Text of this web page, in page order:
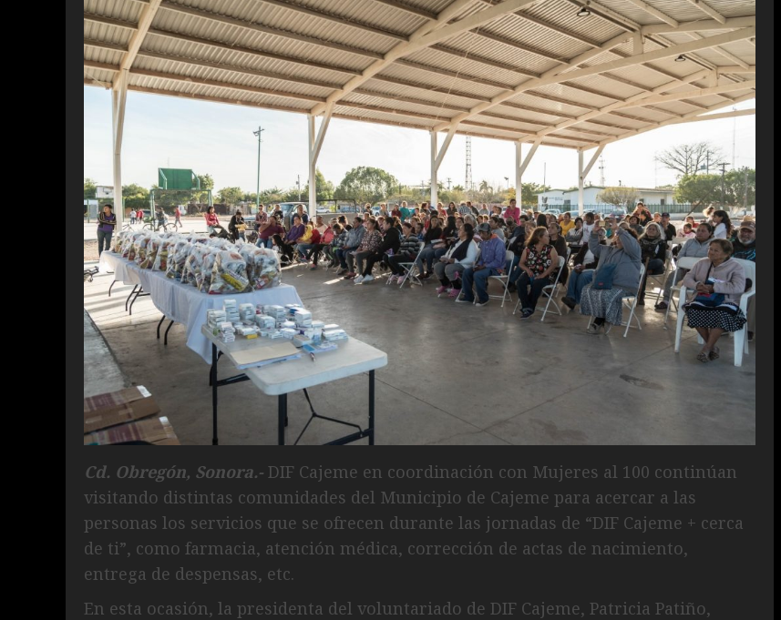
Cd. Obregón, Sonora.- DIF Cajeme en coordinación con Mujeres al 100 continúan
visitando distintas comunidades del Municipio de Cajeme para acercar a las
personas los servicios que se ofrecen durante las jornadas de “DIF Cajeme + cerca
de ti”, como farmacia, atención médica, corrección de actas de nacimiento,
entrega de despensas, etc.
En esta ocasión, la presidenta del voluntariado de DIF Cajeme, Patricia Patiño,